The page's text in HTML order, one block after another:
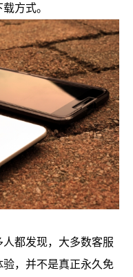
方式。
都发现，大多数客服
，并不是真正永久免